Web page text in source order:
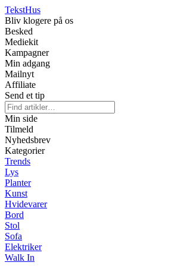
TekstHus
Bliv klogere på os
Besked
Mediekit
Kampagner
Min adgang
Mailnyt
Affiliate
Send et tip
Min side
Tilmeld
Nyhedsbrev
Kategorier
Trends
Lys
Planter
Kunst
Hvidevarer
Bord
Stol
Sofa
Elektriker
Walk In